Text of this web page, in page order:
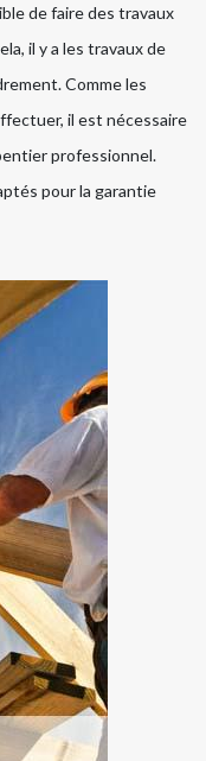
de faire des travaux
il y a les travaux de
Comme les
il est nécessaire
professionnel.
pour la garantie